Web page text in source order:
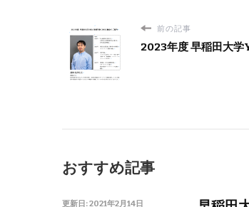
前の記事
2023年度 早稲田大
おすすめ記事
更新日:2021年2月14日